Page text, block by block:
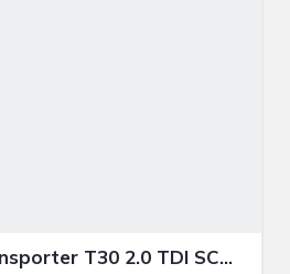
Volkswagen Transporter T30 2.0 TDI SCR 150HK DRAGKROK B-KAMERA VÄRMARE CARPLAY